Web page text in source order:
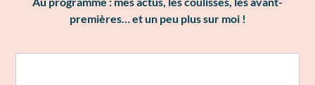
premières… et un peu plus sur moi !